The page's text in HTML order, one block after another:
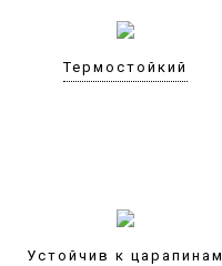
Термостойкий
Устойчив к царапинам